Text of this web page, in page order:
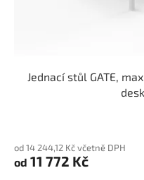
Jednací stůl GATE,
od 14 244,12 Kč včetně DPH
od 11 772 Kč